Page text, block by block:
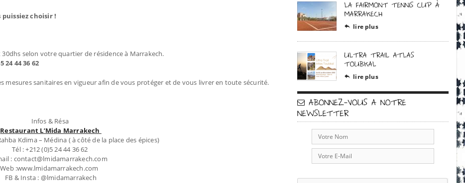
choisir !
selon votre quartier de résidence à Marrakech.
44 36 62
mesures sanitaires en vigueur afin de vous protéger et de vous livrer en toute sécurité.
Infos & Résa
Restaurant L’Mida Marrakech
Kdima – Médina ( à côté de la place des épices)
Tél : +212 (0)5 24 44 36 62
: contact@lmidamarrakech.com
Web :www.lmidamarrakech.com
FB & Insta : @lmidamarrakech
 lire plus
 lire plus